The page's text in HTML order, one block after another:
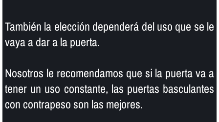
También la elección dependerá del uso que se le
vaya a dar a la puerta.
Nosotros le recomendamos que si la puerta va a
tener un uso constante, las puertas basculantes
con contrapeso son las mejores.